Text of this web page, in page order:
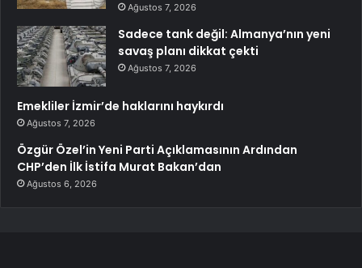
Ağustos 7, 2026
Sadece tank değil: Almanya’nın yeni
savaş planı dikkat çekti
Ağustos 7, 2026
Emekliler İzmir’de haklarını haykırdı
Ağustos 7, 2026
Özgür Özel’in Yeni Parti Açıklamasının Ardından
CHP’den İlk İstifa Murat Bakan’dan
Ağustos 6, 2026